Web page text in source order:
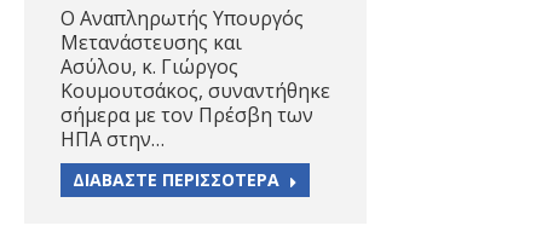
Ο Αναπληρωτής Υπουργός
Μετανάστευσης και
Ασύλου, κ. Γιώργος
Κουμουτσάκος, συναντήθηκε
σήμερα με τον Πρέσβη των
ΗΠΑ στην…
ΔΙΑΒΑΣΤΕ ΠΕΡΙΣΣΟΤΕΡΑ